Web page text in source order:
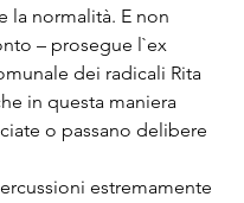
la normalità. E non
– prosegue l`ex
dei radicali Rita
in questa maniera
o passano delibere
estremamente